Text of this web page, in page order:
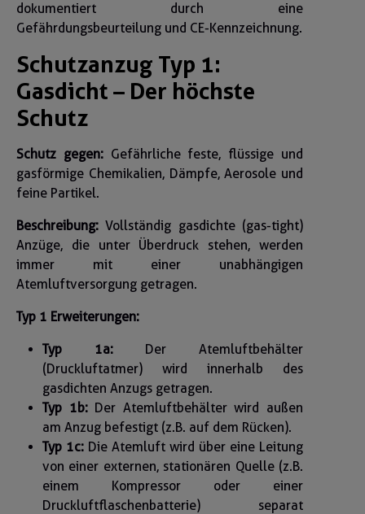
dokumentiert durch eine
Gefährdungsbeurteilung und CE-Kennzeichnung.
Schutzanzug Typ 1:
Gasdicht – Der höchste
Schutz
Schutz gegen:Gefährliche feste, flüssige und
gasförmige Chemikalien, Dämpfe, Aerosole und
feine Partikel.
Beschreibung: Vollständig gasdichte (gas-tight)
Anzüge, die unter Überdruck stehen, werden
immer mit einer unabhängigen
Atemluftversorgung getragen.
Typ 1 Erweiterungen:
Typ 1a:Der Atemluftbehälter
(Druckluftatmer) wird innerhalb des
gasdichten Anzugs getragen.
Typ 1b:Der Atemluftbehälter wird außen
am Anzug befestigt (z.B. auf dem Rücken).
Typ 1c: Die Atemluft wird über eine Leitung
von einer externen, stationären Quelle (z.B.
einem Kompressor oder einer
Druckluftflaschenbatterie) separat